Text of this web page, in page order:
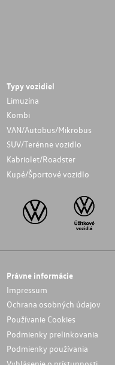
Typy vozidiel
Limuzína
Kombi
VAN/Autobus/Mikrobus
SUV/Terénne vozidlo
Kabriolet/Roadster
Kupé/Športové vozidlo
Právne informácie
Impressum
Ochrana osobných údajov
Používanie Cookies
Podmienky prelinkovania
Podmienky používania